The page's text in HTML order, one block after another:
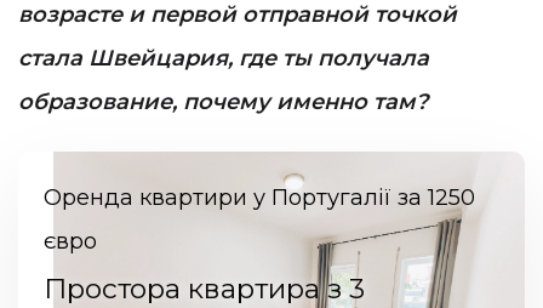
возрасте и первой отправной точкой
стала Швейцария, где ты получала
образование, почему именно там?
Оренда квартири у Португалії за 1250
євро
Простора квартира з 3